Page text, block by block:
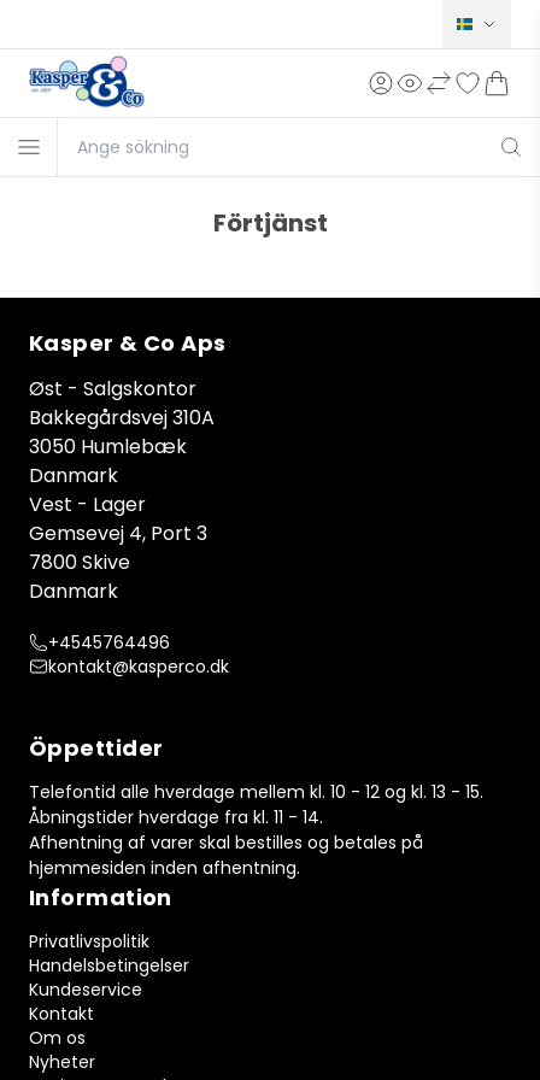
Norsk
Dansk
Deutsch
Förtjänst
Kasper & Co Aps
Øst - Salgskontor
Bakkegårdsvej 310A
3050 Humlebæk
Danmark
Vest - Lager
Gemsevej 4, Port 3
7800 Skive
Danmark
+4545764496
kontakt@kasperco.dk
Öppettider
Telefontid alle hverdage mellem kl. 10 - 12 og kl. 13 - 15.
Åbningstider hverdage fra kl. 11 - 14.
Afhentning af varer skal bestilles og betales på
hjemmesiden inden afhentning.
Information
Privatlivspolitik
Handelsbetingelser
Kundeservice
Kontakt
Om os
Nyheter